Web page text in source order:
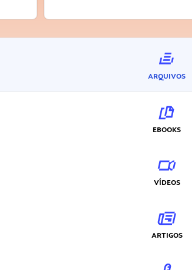
ARQUIVOS
EBOOKS
VÍDEOS
ARTIGOS